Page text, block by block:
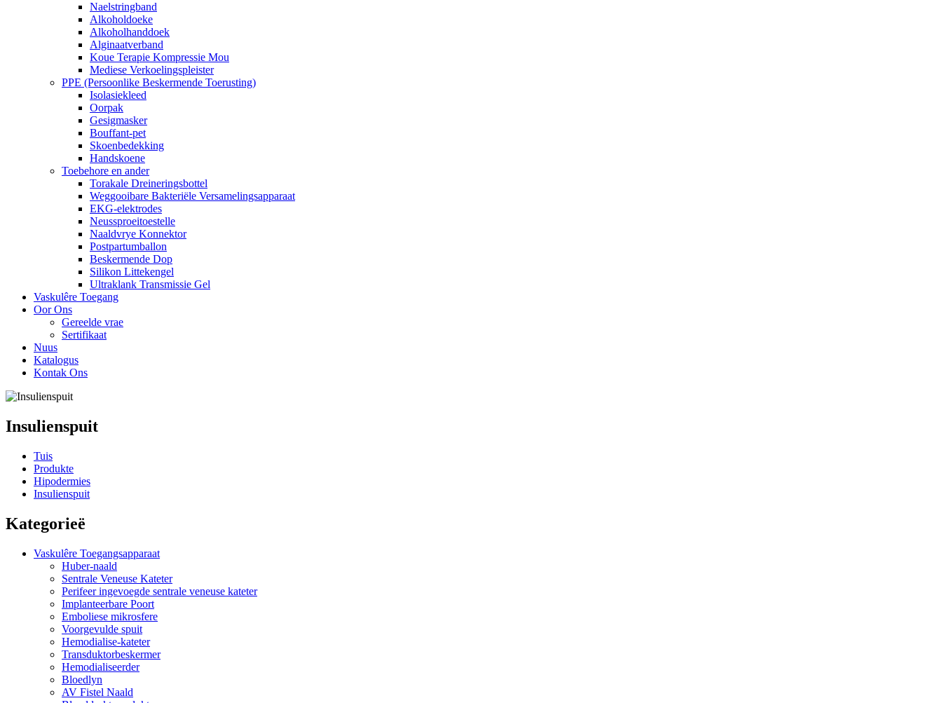
Naelstringband
Alkoholdoeke
Alkoholhanddoek
Alginaatverband
Koue Terapie Kompressie Mou
Mediese Verkoelingspleister
PPE (Persoonlike Beskermende Toerusting)
Isolasiekleed
Oorpak
Gesigmasker
Bouffant-pet
Skoenbedekking
Handskoene
Toebehore en ander
Torakale Dreineringsbottel
Weggooibare Bakteriële Versamelingsapparaat
EKG-elektrodes
Neussproeitoestelle
Naaldvrye Konnektor
Postpartumballon
Beskermende Dop
Silikon Littekengel
Ultraklank Transmissie Gel
Vaskulêre Toegang
Oor Ons
Gereelde vrae
Sertifikaat
Nuus
Katalogus
Kontak Ons
Insulienspuit
Tuis
Produkte
Hipodermies
Insulienspuit
Kategorieë
Vaskulêre Toegangsapparaat
Huber-naald
Sentrale Veneuse Kateter
Perifeer ingevoegde sentrale veneuse kateter
Implanteerbare Poort
Emboliese mikrosfere
Voorgevulde spuit
Hemodialise-kateter
Transduktorbeskermer
Hemodialiseerder
Bloedlyn
AV Fistel Naald